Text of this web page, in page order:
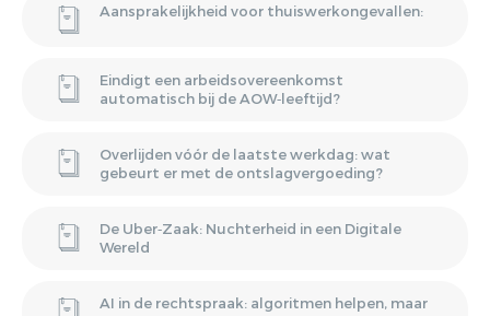
Aansprakelijkheid voor thuiswerkongevallen:
Eindigt een arbeidsovereenkomst
automatisch bij de AOW‑leeftijd?
Overlijden vóór de laatste werkdag: wat
gebeurt er met de ontslagvergoeding?
De Uber‑Zaak: Nuchterheid in een Digitale
Wereld
AI in de rechtspraak: algoritmen helpen, maar